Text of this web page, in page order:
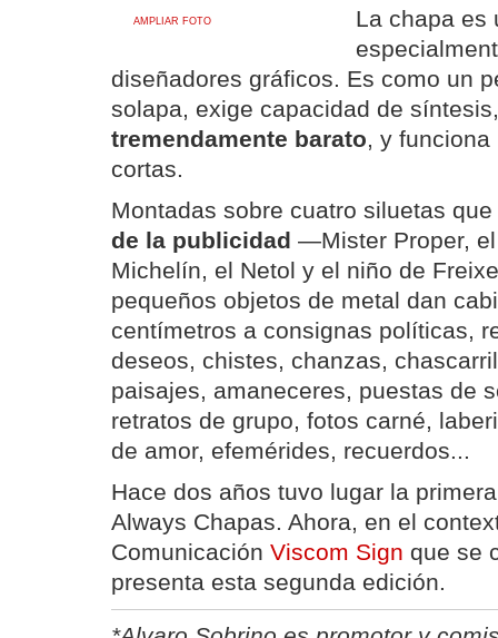
AMPLIAR FOTO
La chapa es
diseñadores gráficos. Es como un
solapa, exige capacidad de
tremendamente barato, y
cortas.
Montadas sobre cuatro siluetas
de la publicidad —Mister Proper,
Michelín, el Netol y el niño de
pequeños objetos de metal dan
centímetros a consignas políticas,
deseos, chistes, chanzas,
paisajes, amaneceres, puestas de
retratos de grupo, fotos carné,
de amor, efemérides, recuerdos...
Hace dos años tuvo lugar la
Always Chapas. Ahora, en el
Comunicación Viscom Sign que se
presenta esta segunda edición.